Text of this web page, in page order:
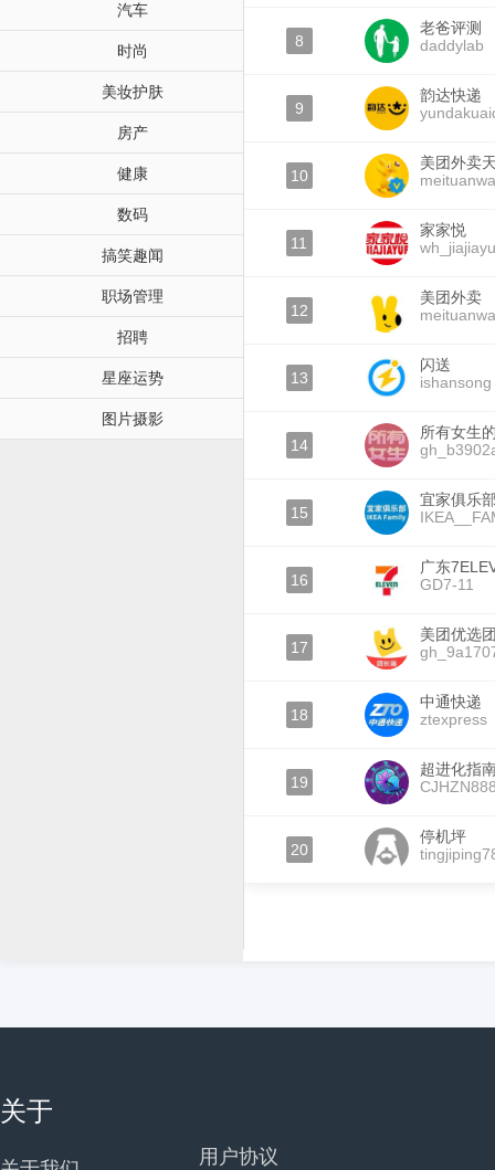
汽车
时尚
美妆护肤
房产
健康
数码
搞笑趣闻
职场管理
招聘
星座运势
图片摄影
8
老爸评测
daddylab
9
韵达快递
10
美团外卖
11
家家悦
12
美团外卖
13
闪送
ishansong
14
所有女生
15
宜家俱乐
16
广东
GD7-11
17
美团优选
18
中通快递
ztexpress
19
超进化指
20
停机坪
关于
用户协议